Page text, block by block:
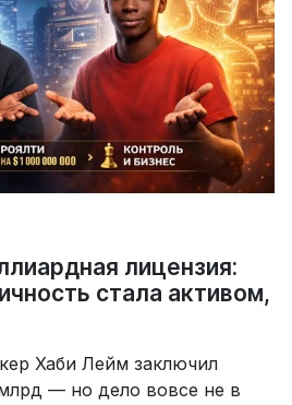
лицензия:
стала активом,
Хаби Лейм заключил
— но дело вовсе не в